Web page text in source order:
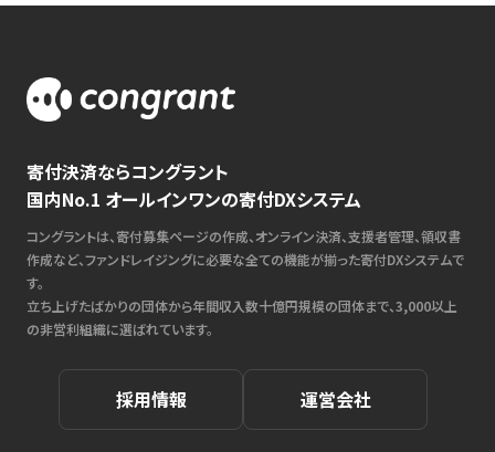
寄付決済ならコングラント
国内No.1 オールインワンの寄付DXシステム
コングラントは、寄付募集ページの作成、オンライン決済、支援者管理、領収書
作成など、ファンドレイジングに必要な全ての機能が揃った寄付DXシステムで
す。
立ち上げたばかりの団体から年間収入数十億円規模の団体まで、3,000以上
の非営利組織に選ばれています。
採用情報 運営会社